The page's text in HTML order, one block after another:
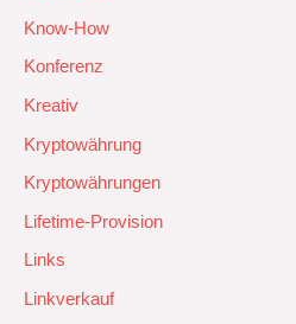
Know-How
Konferenz
Kreativ
Kryptowährung
Kryptowährungen
Lifetime-Provision
Links
Linkverkauf